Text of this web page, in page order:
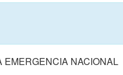
EMERGENCIA NACIONAL